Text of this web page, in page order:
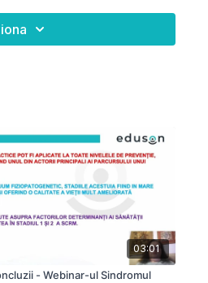
03:01
- Webinar-ul Sindromul